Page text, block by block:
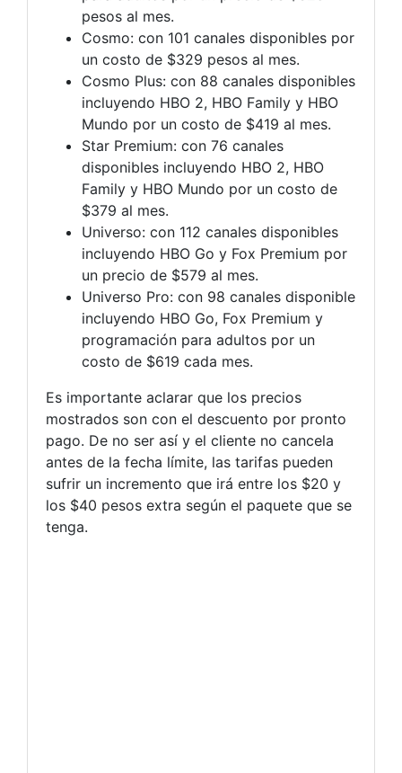
pesos al mes.
Cosmo: con 101 canales disponibles por
un costo de $329 pesos al mes.
Cosmo Plus: con 88 canales disponibles
incluyendo HBO 2, HBO Family y HBO
Mundo por un costo de $419 al mes.
Star Premium: con 76 canales
disponibles incluyendo HBO 2, HBO
Family y HBO Mundo por un costo de
$379 al mes.
Universo: con 112 canales disponibles
incluyendo HBO Go y Fox Premium por
un precio de $579 al mes.
Universo Pro: con 98 canales disponible
incluyendo HBO Go, Fox Premium y
programación para adultos por un
costo de $619 cada mes.
Es importante aclarar que los precios
mostrados son con el descuento por pronto
pago. De no ser así y el cliente no cancela
antes de la fecha límite, las tarifas pueden
sufrir un incremento que irá entre los $20 y
los $40 pesos extra según el paquete que se
tenga.